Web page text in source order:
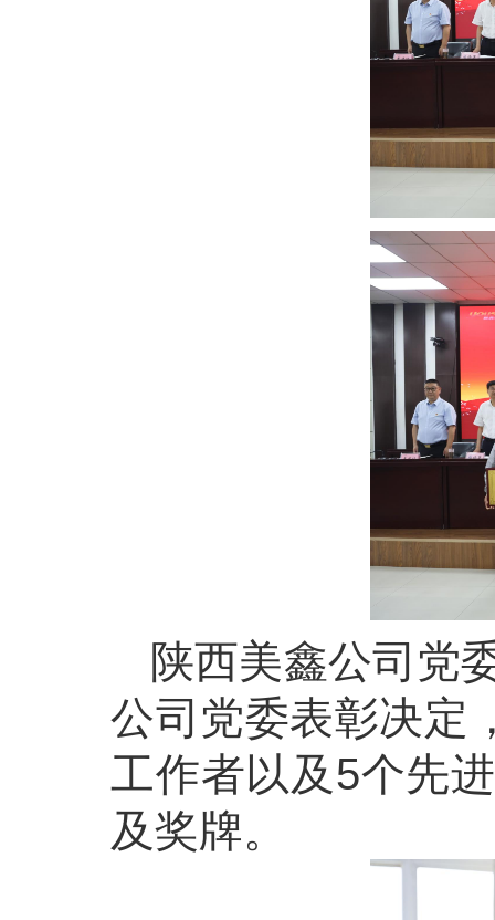
陕西美鑫公司党
公司党委表彰决定
工作者以及5个先
及奖牌。